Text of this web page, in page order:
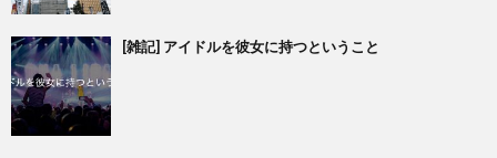
[雑記] アイドルを彼女に持つということ